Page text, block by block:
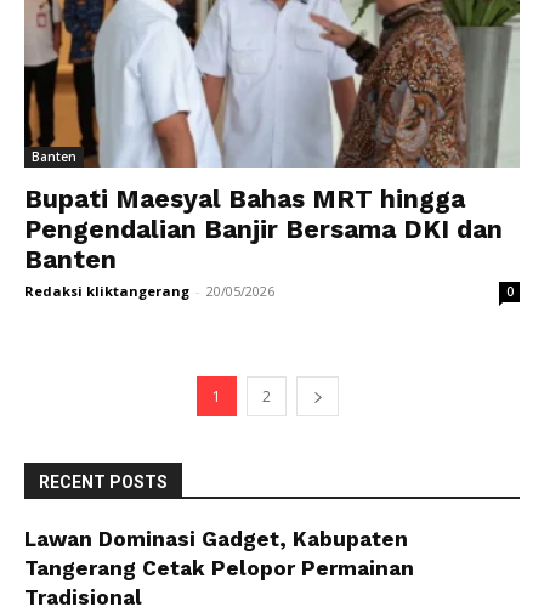
Banten
Bupati Maesyal Bahas MRT hingga
Pengendalian Banjir Bersama DKI dan
Banten
Redaksi kliktangerang - 20/05/2026 0
1 2
RECENT POSTS
Lawan Dominasi Gadget, Kabupaten
Tangerang Cetak Pelopor Permainan
Tradisional